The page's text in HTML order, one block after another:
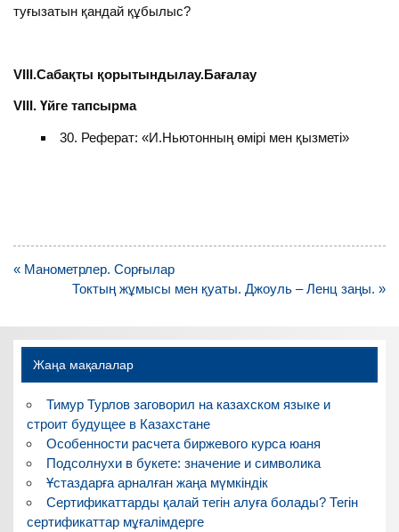
туғызатын қандай құбылыс?
VIII.Сабақты қорытындылау.Бағалау
VIII. Үйге тапсырма
30. Реферат: «И.Ньютонның өмірі мен қызметі»
Навигация
« Манометрлер. Сорғылар
Токтың жұмысы мен қуаты. Джоуль – Ленц заңы. »
Жаңа мақалалар
Тимур Турлов заговорил на казахском языке и
строит будущее в Казахстане
Особенности расчета биржевого курса юаня
Подсолнухи в букете: значение и символика
Ұстаздарға арналған жаңа мүмкіндік
Сертификаттарды қалай тегін алуға болады? Тегін
сертификаттар мұғалімдерге